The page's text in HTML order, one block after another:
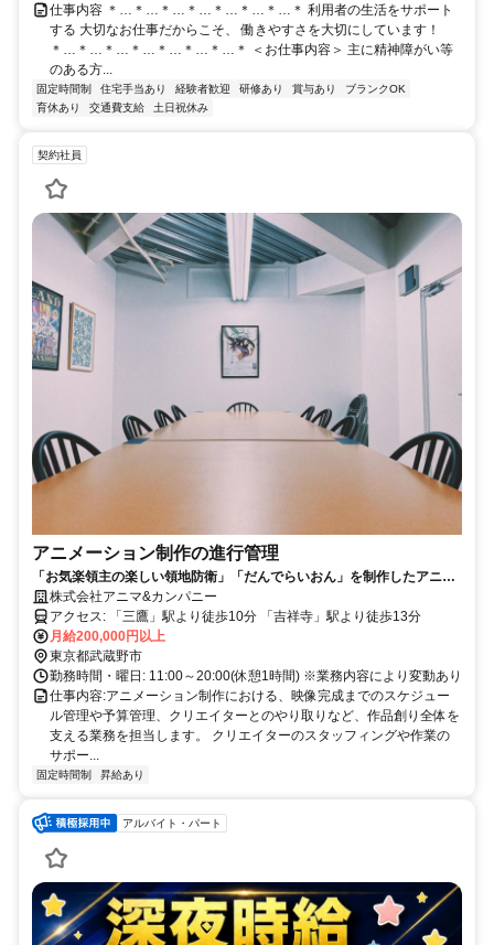
仕事内容 ＊…＊…＊…＊…＊…＊…＊…＊ 利用者の生活をサポート
する 大切なお仕事だからこそ、 働きやすさを大切にしています！
＊…＊…＊…＊…＊…＊…＊…＊ ＜お仕事内容＞ 主に精神障がい等
のある方...
固定時間制 住宅手当あり 経験者歓迎 研修あり 賞与あり
ブランクOK
育休あり
交通費支給 土日祝休み
契約社員
アニメーション制作の進行管理
「お気楽領主の楽しい領地防衛」「だんでらいおん」を制作したアニメ
スタジオです！新規作品の開発に合わせてスタッフを募集！未経験から
アニメ業界へ挑戦♪
株式会社アニマ&カンパニー
アクセス: 「三鷹」駅より徒歩10分 「吉祥寺」駅より徒歩13分
月給200,000円以上
東京都武蔵野市
勤務時間・曜日: 11:00～20:00(休憩1時間) ※業務内容により変動あり
仕事内容: ​アニメーション制作における、映像完成までのスケジュー
ル管理や予算管理、クリエイターとのやり取りなど、作品創り全体を
支える業務を担当します。 クリエイターのスタッフィングや作業の
サポー...
固定時間制 昇給あり
アルバイト・パート